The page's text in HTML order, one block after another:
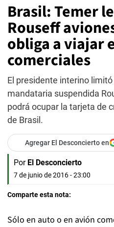
Brasil: Temer
Rouseff
obliga a viajar
comerciales
El presidente interino
mandataria suspendida
podrá ocupar la tarjeta de
de Brasil.
Agregar El Desconcierto en
Por El Desconcierto
7 de junio de 2016 - 23:00
Comparte esta nota:
Sólo en auto o en avión